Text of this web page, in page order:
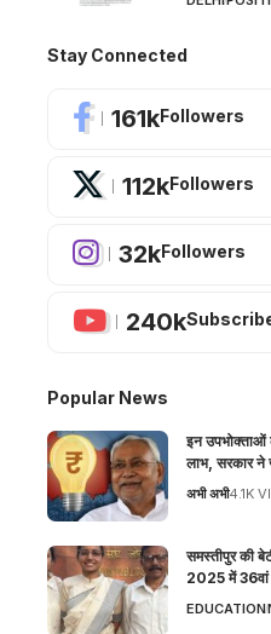
Stay Connected
161kFollowers
112kFollowers
32kFollowers
240k
Popular News
इन उपभोक्ताओं
लाभ, सरकार ने
अभी अभी4.1K
समस्तीपुर की
2025 में 36वां
EDUCATION